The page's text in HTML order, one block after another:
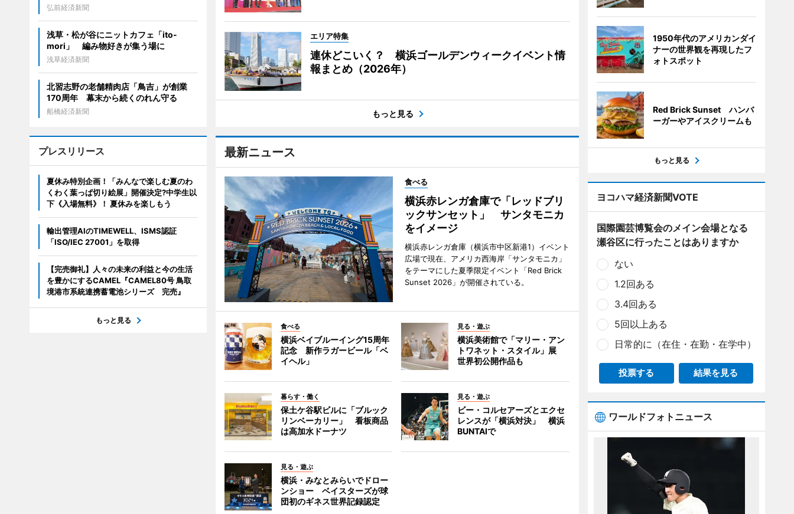
エリア特集
連休どこいく？ 横浜ゴールデンウィークイベント情
報まとめ（2026年）
もっと見る
最新ニュース
食べる
横浜赤レンガ倉庫で「レッドブリ
ックサンセット」 サンタモニカ
をイメージ
横浜赤レンガ倉庫（横浜市中区新港1）イベント
広場で現在、アメリカ西海岸「サンタモニカ」
をテーマにした夏季限定イベント「Red Brick
Sunset 2026」が開催されている。
食べる
横浜ベイブルーイング15周年
記念 新作ラガービール「ベ
イヘル」
見る・遊ぶ
横浜美術館で「マリー・アン
トワネット・スタイル」展
世界初公開作品も
暮らす・働く
保土ケ谷駅ビルに「ブルック
リンベーカリー」 看板商品
は高加水ドーナツ
見る・遊ぶ
ビー・コルセアーズとエクセ
レンスが「横浜対決」 横浜
BUNTAIで
見る・遊ぶ
横浜・みなとみらいでドロー
ンショー ベイスターズが球
団初のギネス世界記録認定
弘前経済新聞
浅草・松が谷にニットカフェ「ito-
mori」 編み物好きが集う場に
浅草経済新聞
北習志野の老舗精肉店「鳥吉」が創業
170周年 幕末から続くのれん守る
船橋経済新聞
プレスリリース
夏休み特別企画！「みんなで楽しむ夏のわ
くわく葉っぱ切り絵展」開催決定?中学生以
下《入場無料》！ 夏休みを楽しもう
輸出管理AIのTIMEWELL、ISMS認証
「ISO/IEC 27001」を取得
【完売御礼】人々の未来の利益と今の生活
を豊かにするCAMEL『CAMEL80号 鳥取
境港市系統連携蓄電池シリーズ 完売』
もっと見る
1950年代のアメリカンダイ
ナーの世界観を再現したフ
ォトスポット
Red Brick Sunset ハンバ
ーガーやアイスクリームも
もっと見る
ヨコハマ経済新聞VOTE
国際園芸博覧会のメイン会場となる
瀬谷区に行ったことはありますか
ない
1.2回ある
3.4回ある
5回以上ある
日常的に（在住・在勤・在学中）
投票する 結果を見る
ワールドフォトニュース